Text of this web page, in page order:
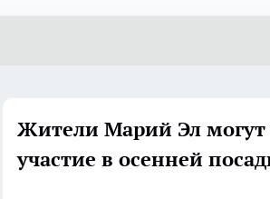
Жители Марий Эл могут
участие в осенней